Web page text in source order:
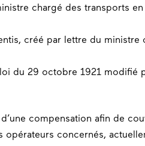
chargé des transports
créé par lettre du ministre
du 29 octobre 1921 modifié
compensation afin de
concernés,